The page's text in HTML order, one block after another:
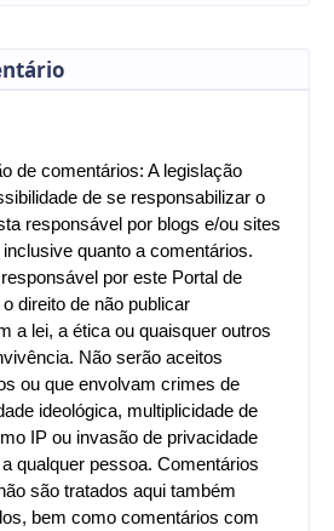
de comentários: A legislação
de se responsabilizar o
responsável por blogs e/ou sites
quanto a comentários.
por este Portal de
direito de não publicar
a lei, a ética ou quaisquer outros
Não serão aceitos
ou que envolvam crimes de
ideológica, multiplicidade de
IP ou invasão de privacidade
qualquer pessoa. Comentários
são tratados aqui também
bem como comentários com